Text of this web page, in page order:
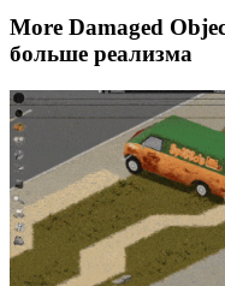
More Damaged
больше реализма